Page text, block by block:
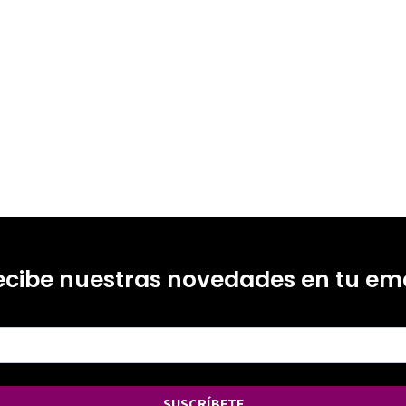
nuestras novedades en tu